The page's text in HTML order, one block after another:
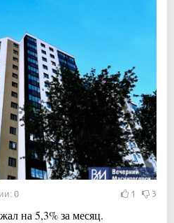
0 1 3
на 5,3% за месяц.